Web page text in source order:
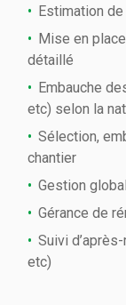
Estimation
Mise en
détaillé
Embauche
etc) selon la
Sélection,
chantier
Gestion
Gérance de
Suivi
etc)